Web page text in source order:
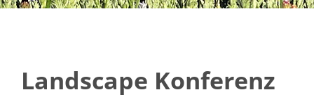
Landscape Konferenz